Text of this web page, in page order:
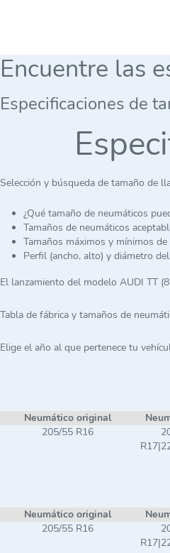
Encuentre las
Especificaciones de
Selección y búsqueda de tamaño de
¿Qué tamaño de neumáticos
Tamaños de neumáticos
Tamaños máximos y mínimos
Perfil (ancho, alto) y diámetro
El lanzamiento del modelo AUDI TT
Tabla de fábrica y tamaños de
Elige el año al que pertenece tu
Neumático original
205/55 R16
Neumático original
205/55 R16